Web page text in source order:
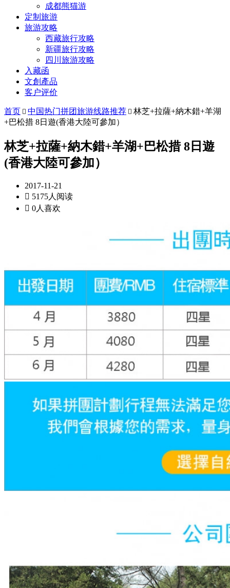
成都熊猫游
定制旅游
旅游攻略
西藏旅行攻略
新疆旅行攻略
四川旅游攻略
入藏函
文創產品
客户评价
首页  中国热门拼团旅游线路推荐  林芝+拉薩+納木錯+羊湖
+巴松措 8日遊(香港大陸可參加）
林芝+拉薩+納木錯+羊湖+巴松措 8日遊
(香港大陸可參加）
2017-11-21
 5175人阅读
 0人喜欢